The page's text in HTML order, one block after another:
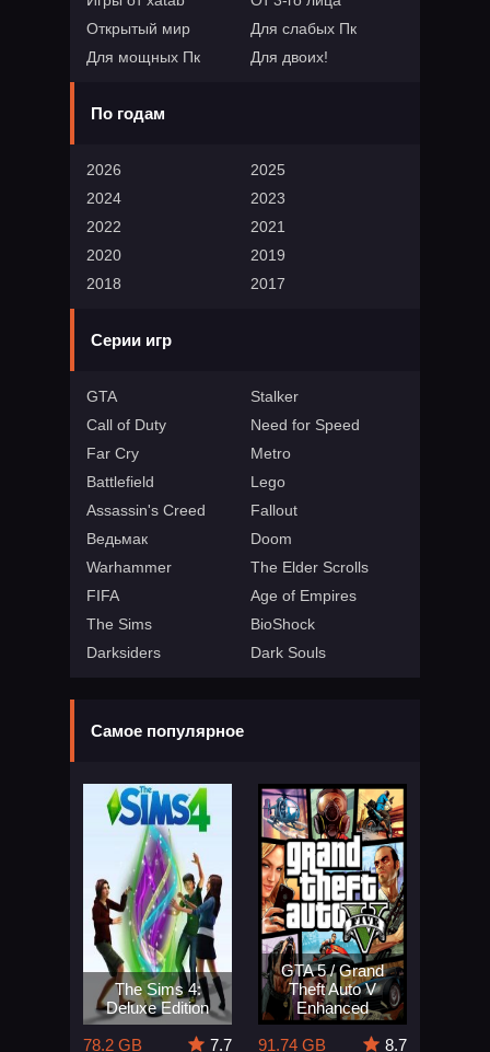
Открытый мир
Для слабых Пк
Для мощных Пк
Для двоих!
По годам
2026
2025
2024
2023
2022
2021
2020
2019
2018
2017
Серии игр
GTA
Stalker
Call of Duty
Need for Speed
Far Cry
Metro
Battlefield
Lego
Assassin's Creed
Fallout
Ведьмак
Doom
Warhammer
The Elder Scrolls
FIFA
Age of Empires
The Sims
BioShock
Darksiders
Dark Souls
Самое популярное
The Sims 4:
Deluxe Edition
78.2 GB
7.7
GTA 5 / Grand
Theft Auto V
Enhanced
91.74 GB
8.7